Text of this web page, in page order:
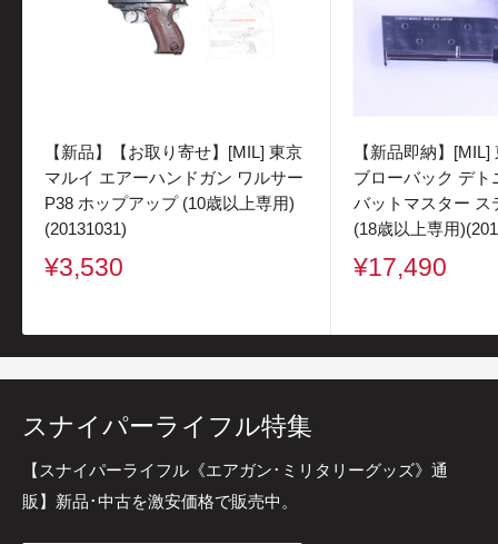
【新品】【お取り寄せ】[MIL] 東京
マルイ エアーハンドガン ワルサー
P38 ホップアップ (10歳以上専用)
(20131031)
販
格
¥3,530
【新品即納】
ブローバック デト
バットマスター ス
(18歳以上専用
販
格
¥17,490
スナイパーライフル特集
【スナイパーライフル《エアガン･ミリタリーグッズ》通
販】新品･中古を激安価格で販売中。